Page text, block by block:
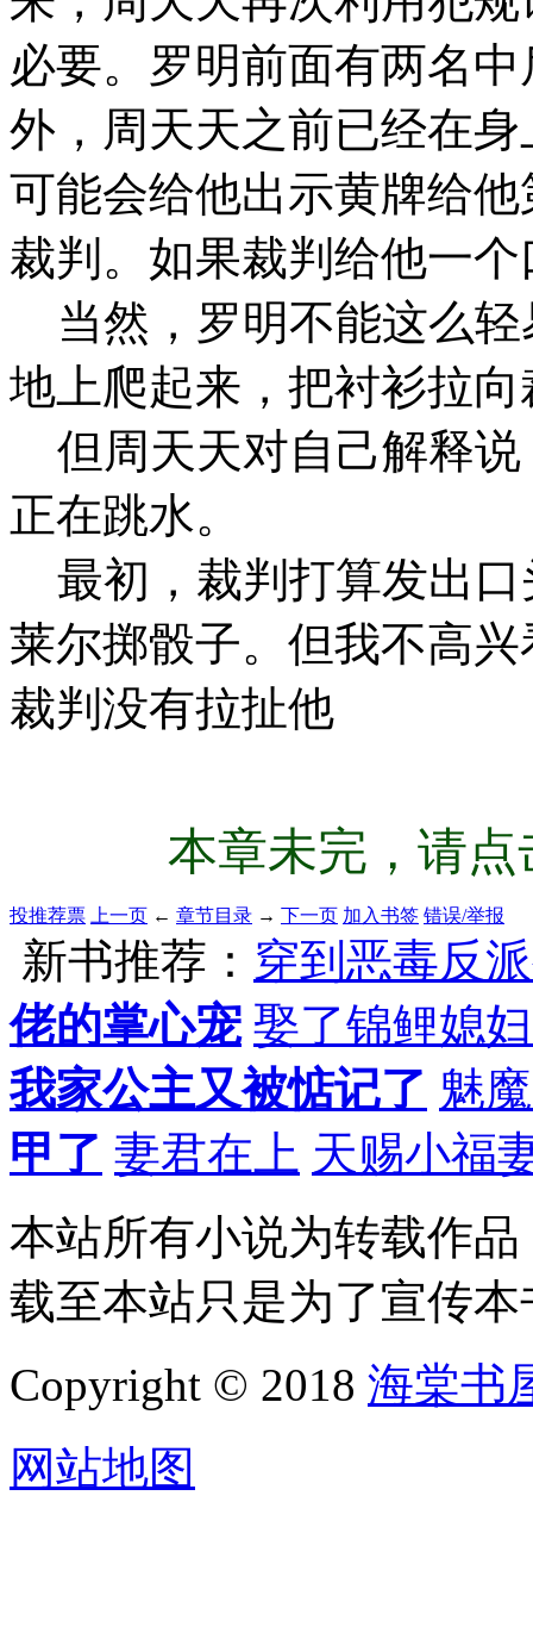
必要。罗明前面有两名
外，周天天之前已经在
可能会给他出示黄牌给
裁判。如果裁判给他一
当然，罗明不能这么轻
地上爬起来，把衬衫拉
但周天天对自己解释说
正在跳水。
最初，裁判打算发出口
莱尔掷骰子。但我不高
裁判没有拉扯他
本章未完，请
投推荐票 上一页 ← 章节目录 → 下一页 加入书签 错误/举报
新书推荐： 穿到恶毒反
佬的掌心宠 娶了锦鲤媳
我家公主又被惦记了 魅
甲了 妻君在上 天赐小福
本站所有小说为转载作
载至本站只是为了宣传
Copyright © 2018 海棠书
网站地图